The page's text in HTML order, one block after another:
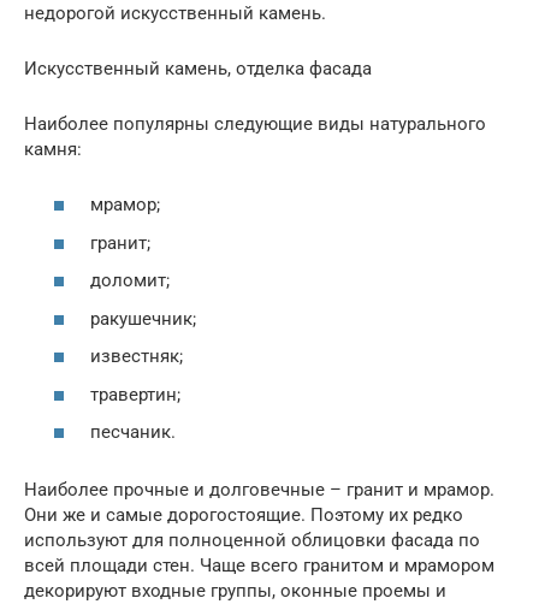
недорогой искусственный камень.
Искусственный камень, отделка фасада
Наиболее популярны следующие виды натурального
камня:
мрамор;
гранит;
доломит;
ракушечник;
известняк;
травертин;
песчаник.
Наиболее прочные и долговечные – гранит и мрамор.
Они же и самые дорогостоящие. Поэтому их редко
используют для полноценной облицовки фасада по
всей площади стен. Чаще всего гранитом и мрамором
декорируют входные группы, оконные проемы и